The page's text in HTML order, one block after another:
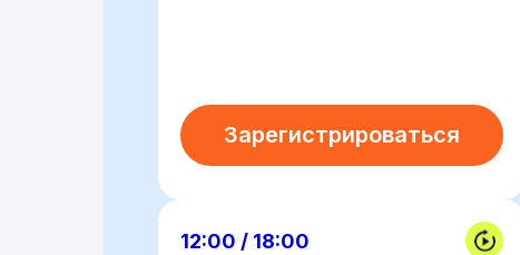
Зарегистрироваться
12:00 / 18:00